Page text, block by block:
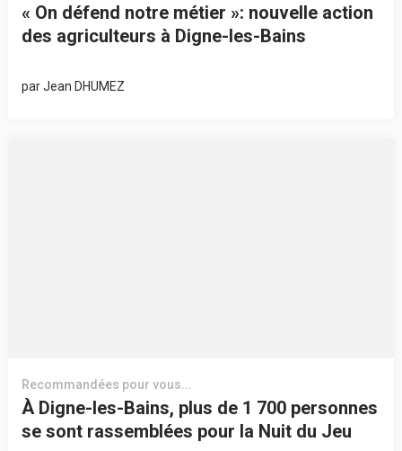
« On défend notre métier »: nouvelle action
des agriculteurs à Digne-les-Bains
parJean DHUMEZ
Recommandées pour vous...
À Digne-les-Bains, plus de 1 700 personnes
se sont rassemblées pour la Nuit du Jeu